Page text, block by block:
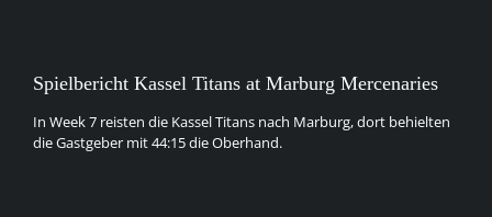
Bild
Spielbericht Kassel Titans at Marburg Mercenaries
In Week 7 reisten die Kassel Titans nach Marburg, dort behielten
die Gastgeber mit 44:15 die Oberhand.